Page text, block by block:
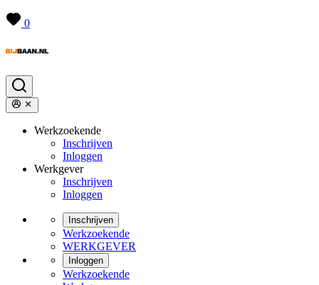
0
Werkzoekende
Inschrijven
Inloggen
Werkgever
Inschrijven
Inloggen
Inschrijven
Werkzoekende
WERKGEVER
Inloggen
Werkzoekende